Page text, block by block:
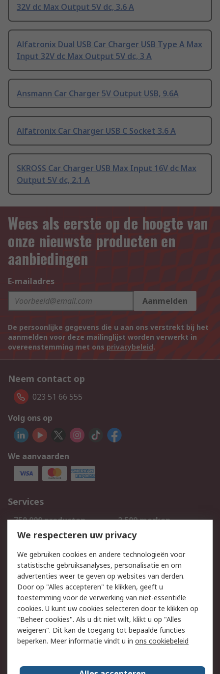
32V dc Max Output 5V dc, 3.6 A
Alfatronix Dual USB Car Charger USB Type A Max
Input 32V dc Max Output 5V dc, 3 A
Ansmann Car Charger 5V Output USB, 9.6A
Alfatronix Car Charger USB C Socket 3.6 A
SKROSS Car Charger USB Max Input 16V dc Max
Output 5V dc, 2.1 A
Wees als eerste op de hoogte van
onze nieuwste producten en
aanbiedingen
E-mailadres
Aanmelden
De persoonlijke gegevens die u aan ons verstrekt bij het
aanmelden voor deze mailinglijst worden verwerkt in
overeenstemming met ons privacybeleid.
Neem contact op
023 51 66 555
Volg ons op
We aanvaarden
Services
750.000 producten
2.500 merken
Bestellen
Inkoopoplossingen
Track & Trace
Wettelijk
Cookiebeleid
Email veiligheid
Privacybeleid
Websitevoorwaarden
Algemene
verkoopvoorwaarden
Over RS
We respecteren uw privacy
We gebruiken cookies en andere technologieën voor
statistische gebruiksanalyses, personalisatie en om
advertenties weer te geven op websites van derden.
Door op "Alles accepteren" te klikken, geeft u
toestemming voor de verwerking van niet-essentiële
cookies. U kunt uw cookies selecteren door te klikken op
"Beheer cookies". Als u dit niet wilt, klikt u op "Alles
weigeren". Dit kan de toegang tot bepaalde functies
beperken. Meer informatie vindt u in ons cookiebeleid